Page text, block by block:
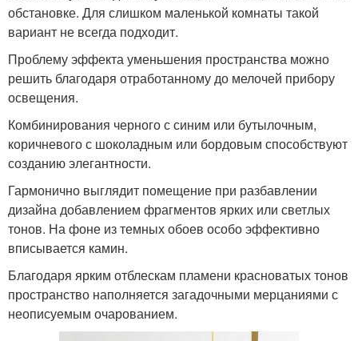
обстановке. Для слишком маленькой комнаты такой
вариант не всегда подходит.
Проблему эффекта уменьшения пространства можно
решить благодаря отработанному до мелочей прибору
освещения.
Комбинирования черного с синим или бутылочным,
коричневого с шоколадным или бордовым способствуют
созданию элегантности.
Гармонично выглядит помещение при разбавлении
дизайна добавлением фрагментов ярких или светлых
тонов. На фоне из темных обоев особо эффективно
вписывается камин.
Благодаря ярким отблескам пламени красноватых тонов
пространство наполняется загадочными мерцаниями с
неописуемым очарованием.